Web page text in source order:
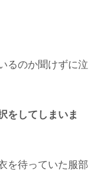
るのか聞けずに泣
をしてしまいま
を待っていた服部